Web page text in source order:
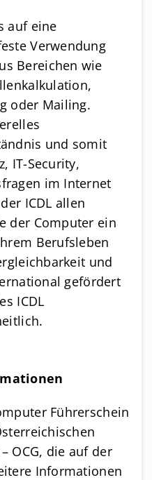
auf eine
Verwendung
Bereichen wie
oder Mailing.
und somit
IT-Security,
im Internet
ICDL allen
der Computer ein
Berufsleben
und
gefördert
ICDL
Führerschein
OCG, die auf der
Informationen